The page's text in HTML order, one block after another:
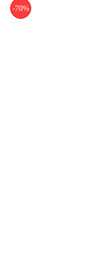
-70%